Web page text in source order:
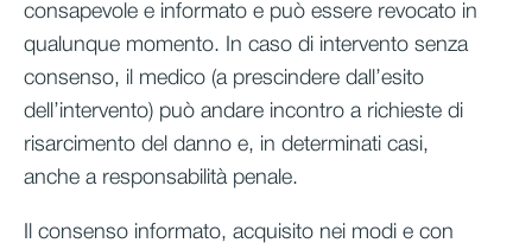
consapevole e informato e può essere revocato in
qualunque momento. In caso di intervento senza
consenso, il medico (a prescindere dall’esito
dell’intervento) può andare incontro a richieste di
risarcimento del danno e, in determinati casi,
anche a responsabilità penale.
Il consenso informato, acquisito nei modi e con